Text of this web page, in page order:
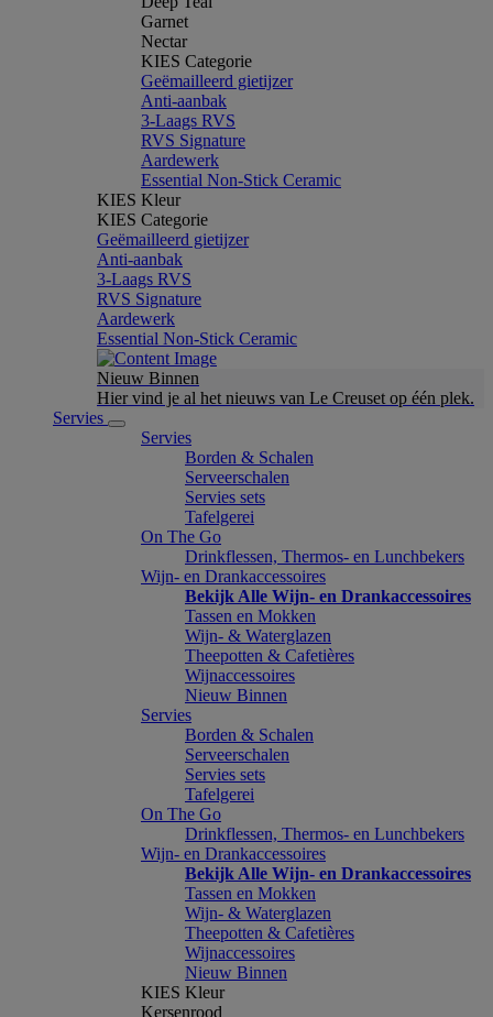
Garnet
Nectar
KIES Categorie
Geëmailleerd gietijzer
Anti-aanbak
3-Laags RVS
RVS Signature
Aardewerk
Essential Non-Stick Ceramic
KIES Kleur
KIES Categorie
Geëmailleerd gietijzer
Anti-aanbak
3-Laags RVS
RVS Signature
Aardewerk
Essential Non-Stick Ceramic
Nieuw Binnen
Hier vind je al het nieuws van Le Creuset op één plek.
Servies
Servies
Borden & Schalen
Serveerschalen
Servies sets
Tafelgerei
On The Go
Drinkflessen, Thermos- en Lunchbekers
Wijn- en Drankaccessoires
Bekijk Alle Wijn- en Drankaccessoires
Tassen en Mokken
Wijn- & Waterglazen
Theepotten & Cafetières
Wijnaccessoires
Nieuw Binnen
Servies
Borden & Schalen
Serveerschalen
Servies sets
Tafelgerei
On The Go
Drinkflessen, Thermos- en Lunchbekers
Wijn- en Drankaccessoires
Bekijk Alle Wijn- en Drankaccessoires
Tassen en Mokken
Wijn- & Waterglazen
Theepotten & Cafetières
Wijnaccessoires
Nieuw Binnen
KIES Kleur
Kersenrood